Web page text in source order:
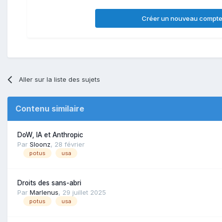
Créer un nouveau compte
Aller sur la liste des sujets
Contenu similaire
DoW, IA et Anthropic
Par Sloonz, 28 février
potus usa
Droits des sans-abri
Par Marlenus, 29 juillet 2025
potus usa